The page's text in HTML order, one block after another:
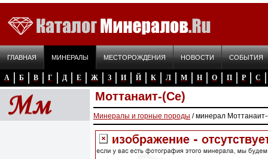
ГЛАВНАЯ МИНЕРАЛЫ МЕСТОРОЖДЕНИЯ НОВОСТИ СОБЫТИЯ
А Б В Г Д Е Ж З И Й К Л М Н О П Р С
Моттанаит-(Ce)
Минералы и горные породы / минерал